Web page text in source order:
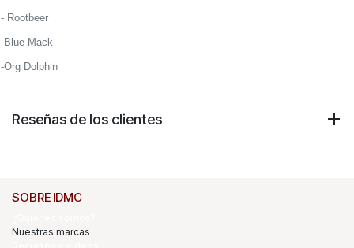
- Rootbeer
-Blue Mack
-Org Dolphin
Reseñas de los clientes
SOBRE IDMC
Nuestras marcas